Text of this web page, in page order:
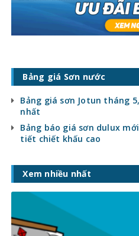
Bảng giá Sơn nước
Bảng giá sơn Jotun tháng
nhất
Bảng báo giá sơn dulux
tiết chiết khấu cao
Xem nhiều nhất